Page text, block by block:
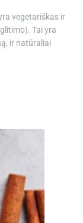
vegetariškas ir
Tai yra
ir natūraliai